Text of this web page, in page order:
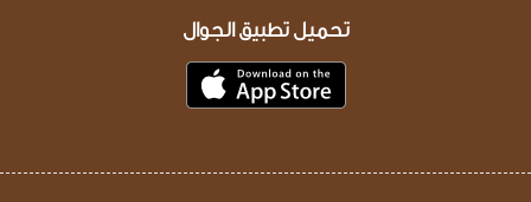
تحميل تطبيق الجوال